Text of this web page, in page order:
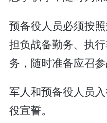
预备役人员必须按照
担负战备勤务、执
务，随时准备应召参
军人和预备役人员
役宣誓。